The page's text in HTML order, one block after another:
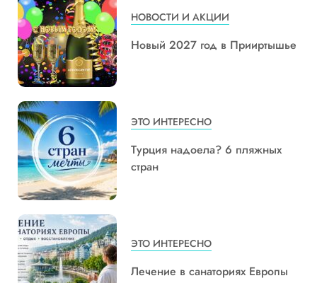
НОВОСТИ И АКЦИИ
Новый 2027 год в Прииртышье
ЭТО ИНТЕРЕСНО
Турция надоела? 6 пляжных
стран
ЭТО ИНТЕРЕСНО
Лечение в санаториях Европы